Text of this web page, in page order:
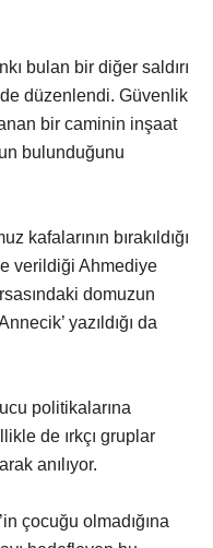
bulan bir diğer saldırı
düzenlendi. Güvenlik
bir caminin inşaat
bulunduğunu
kafalarının bırakıldığı
verildiği Ahmediye
domuzun
yazıldığı da
politikalarına
de ırkçı gruplar
anılıyor.
çocuğu olmadığına